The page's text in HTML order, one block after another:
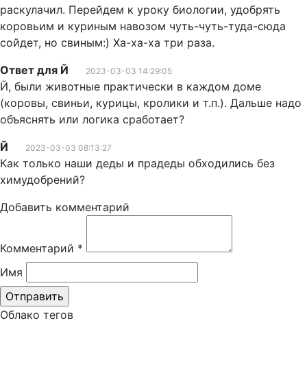
раскулачил. Перейдем к уроку биологии, удобрять
коровьим и куриным навозом чуть-чуть-туда-сюда
сойдет, но свиным:) Ха-ха-ха три раза.
Ответ для Й
2023-03-03 14:29:05
Й, были животные практически в каждом доме
(коровы, свиньи, курицы, кролики и т.п.). Дальше надо
объяснять или логика сработает?
Й
2023-03-03 08:13:27
Как только наши деды и прадеды обходились без
химудобрений?
Добавить комментарий
Комментарий *
Имя
Облако тегов